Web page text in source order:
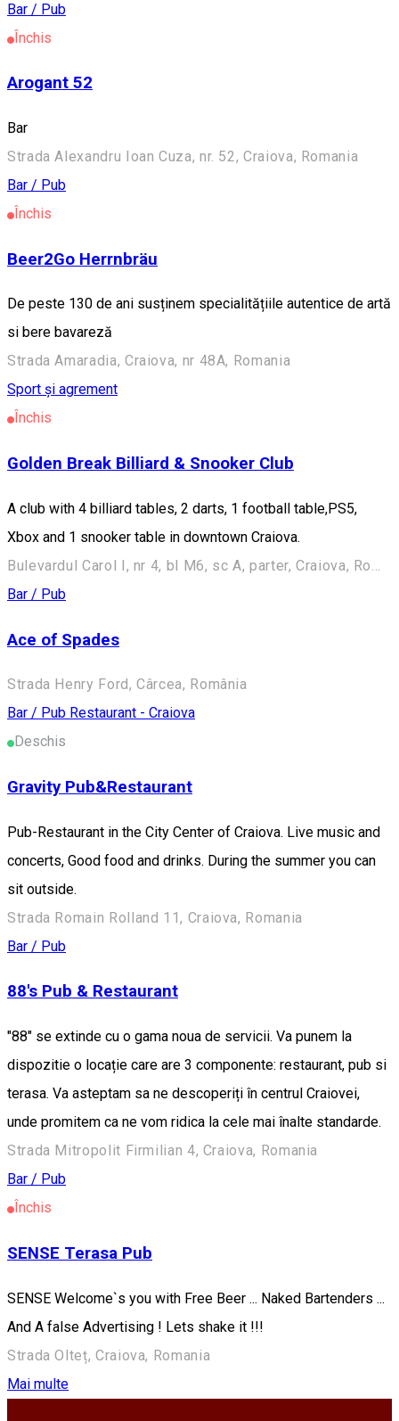
Bar / Pub
Închis
Arogant 52
Bar
Strada Alexandru Ioan Cuza, nr. 52, Craiova, Romania
Bar / Pub
Închis
Beer2Go Herrnbräu
De peste 130 de ani susținem specialitățiile autentice de artă
si bere bavareză
Strada Amaradia, Craiova, nr 48A, Romania
Sport și agrement
Închis
Golden Break Billiard & Snooker Club
A club with 4 billiard tables, 2 darts, 1 football table,PS5,
Xbox and 1 snooker table in downtown Craiova.
Bulevardul Carol I, nr 4, bl M6, sc A, parter, Craiova, Romania
Bar / Pub
Ace of Spades
Strada Henry Ford, Cârcea, România
Bar / Pub Restaurant - Craiova
Deschis
Gravity Pub&Restaurant
Pub-Restaurant in the City Center of Craiova. Live music and
concerts, Good food and drinks. During the summer you can
sit outside.
Strada Romain Rolland 11, Craiova, Romania
Bar / Pub
88's Pub & Restaurant
"88" se extinde cu o gama noua de servicii. Va punem la
dispozitie o locație care are 3 componente: restaurant, pub si
terasa. Va asteptam sa ne descoperiți în centrul Craiovei,
unde promitem ca ne vom ridica la cele mai înalte standarde.
Strada Mitropolit Firmilian 4, Craiova, Romania
Bar / Pub
Închis
SENSE Terasa Pub
SENSE Welcome`s you with Free Beer ... Naked Bartenders ...
And A false Advertising ! Lets shake it !!!
Strada Olteț, Craiova, Romania
Mai multe